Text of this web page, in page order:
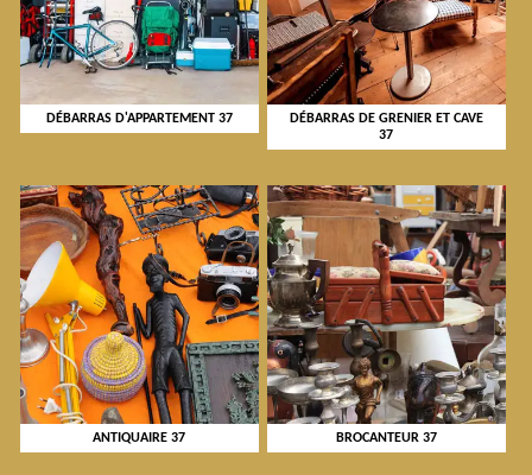
DÉBARRAS D'APPARTEMENT 37
DÉBARRAS DE GRENIER ET CAVE
37
ANTIQUAIRE 37 BROCANTEUR 37